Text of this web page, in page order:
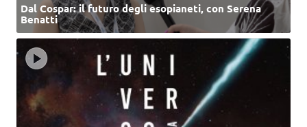
Dal Cospar: il futuro degli esopianeti, con Serena
Benatti